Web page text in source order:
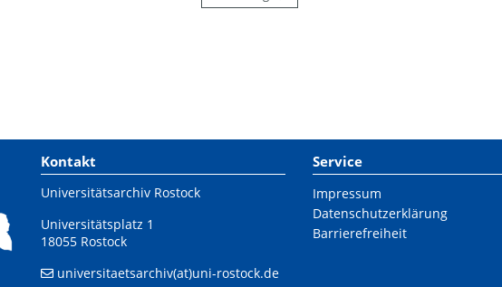
Kontakt
Universitätsarchiv Rostock
Universitätsplatz 1
18055 Rostock
universitaetsarchiv(at)uni-rostock.de
Service
Impressum
Datenschutzerklärung
Barrierefreiheit